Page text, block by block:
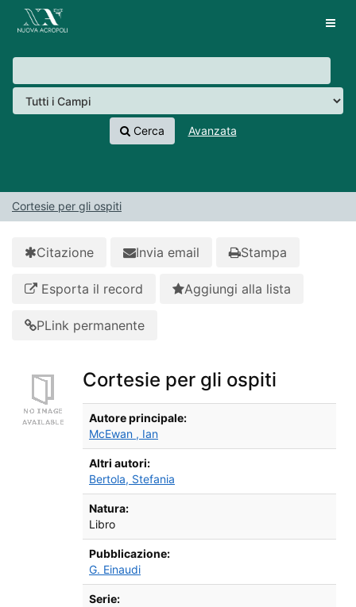
Salta al contenuto
VuFind
Cerca Avanzata
Cortesie per gli ospiti
Citazione Invia email Stampa
Esporta il record Aggiungi alla lista
PLink permanente
Cortesie per gli ospiti
Dettagli Bibliografici
Autore principale:
McEwan , Ian
Altri autori:
Bertola, Stefania
Natura:
Libro
Pubblicazione:
G. Einaudi
Serie: